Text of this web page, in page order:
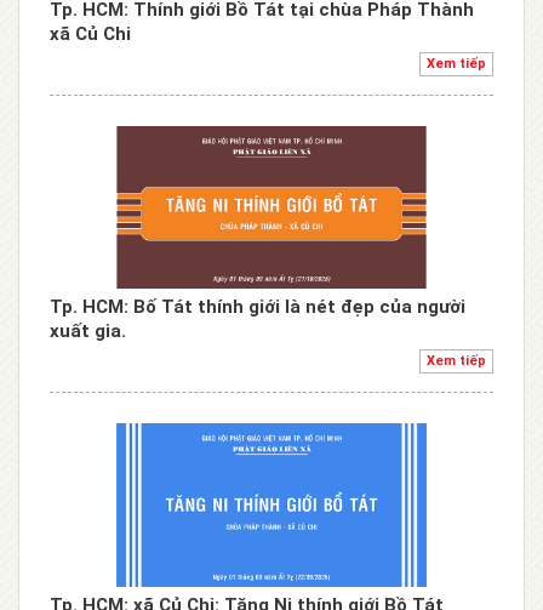
Tp. HCM: Thính giới Bồ Tát tại chùa Pháp Thành
xã Củ Chi
Xem tiếp
Tp. HCM: Bố Tát thính giới là nét đẹp của người
xuất gia.
Xem tiếp
Tp. HCM: xã Củ Chi: Tăng Ni thính giới Bồ Tát